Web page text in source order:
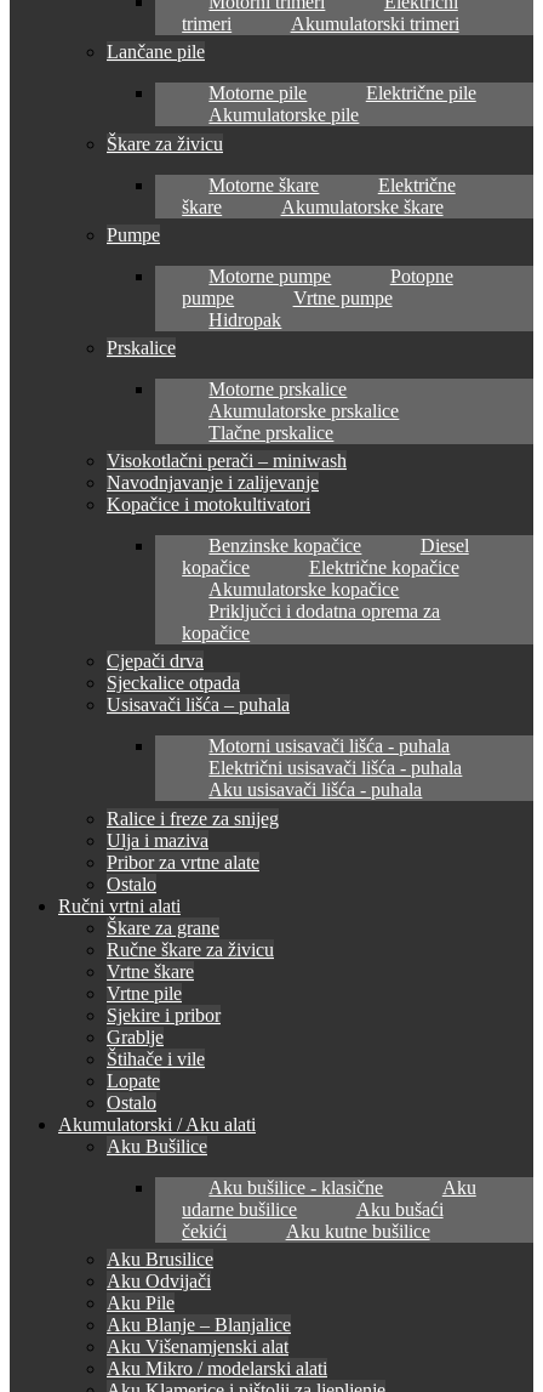
trimeri
Akumulatorski trimeri
Lančane pile
Motorne pile
Električne pile
Akumulatorske pile
Škare za živicu
Motorne škare
Električne
škare
Akumulatorske škare
Pumpe
Motorne pumpe
Potopne
pumpe
Vrtne pumpe
Hidropak
Prskalice
Motorne prskalice
Akumulatorske prskalice
Tlačne prskalice
Visokotlačni perači – miniwash
Navodnjavanje i zalijevanje
Kopačice i motokultivatori
Benzinske kopačice
Diesel
kopačice
Električne kopačice
Akumulatorske kopačice
Priključci i dodatna oprema za
kopačice
Cjepači drva
Sjeckalice otpada
Usisavači lišća – puhala
Motorni usisavači lišća - puhala
Električni usisavači lišća - puhala
Aku usisavači lišća - puhala
Ralice i freze za snijeg
Ulja i maziva
Pribor za vrtne alate
Ostalo
Ručni vrtni alati
Škare za grane
Ručne škare za živicu
Vrtne škare
Vrtne pile
Sjekire i pribor
Grablje
Štihače i vile
Lopate
Ostalo
Akumulatorski / Aku alati
Aku Bušilice
Aku bušilice - klasične
Aku
udarne bušilice
Aku bušaći
čekići
Aku kutne bušilice
Aku Brusilice
Aku Odvijači
Aku Pile
Aku Blanje – Blanjalice
Aku Višenamjenski alat
Aku Mikro / modelarski alati